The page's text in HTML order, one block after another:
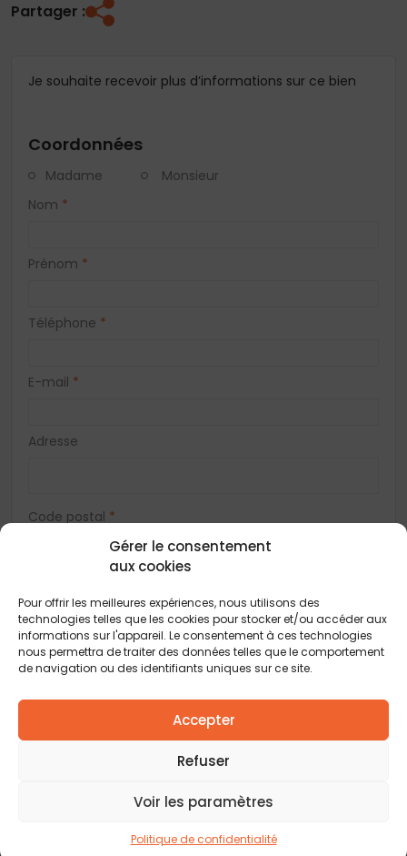
Gérer le consentement
aux cookies
Pour offrir les meilleures expériences, nous utilisons des
technologies telles que les cookies pour stocker et/ou accéder aux
informations sur l'appareil. Le consentement à ces technologies
nous permettra de traiter des données telles que le comportement
de navigation ou des identifiants uniques sur ce site.
Accepter
Refuser
Voir les paramètres
Politique de confidentialité
Partager :
Je souhaite recevoir plus d’informations sur ce bien
Coordonnées
Madame
Monsieur
Nom *
Prénom *
Téléphone *
E-mail *
Adresse
Code postal *
Vous acceptez de recevoir des offres concernant des biens
similaires de la part de Construction Horizontale
Je valide avoir pris connaissance de la
Les champs obligatoires sont marqués d’un astérisque (*). Les
formulaire, font l’objet d’un traitement informatisé nécessaire au
traitement et à la gestion des relations commerciales. Ces données ne